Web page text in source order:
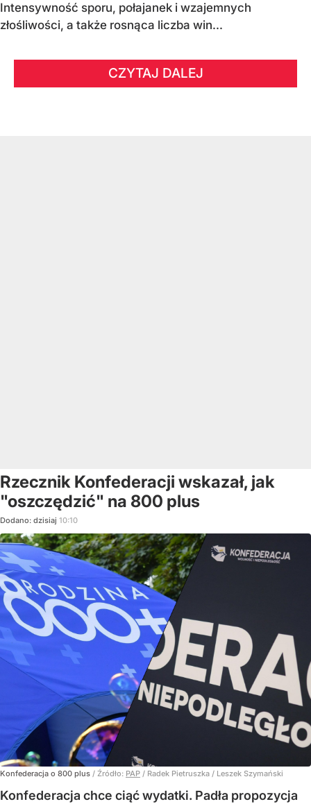
Intensywność sporu, połajanek i wzajemnych
złośliwości, a także rosnąca liczba win...
CZYTAJ DALEJ
Rzecznik Konfederacji wskazał, jak
"oszczędzić" na 800 plus
Dodano: dzisiaj 10:10
Konfederacja o 800 plus / Źródło: PAP / Radek Pietruszka / Leszek Szymański
Konfederacja chce ciąć wydatki. Padła propozycja